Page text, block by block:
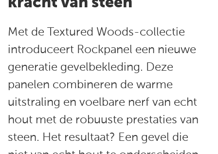
Met de Textured Woods-collectie
introduceert Rockpanel een nieuwe
generatie gevelbekleding. Deze
panelen combineren de warme
uitstraling en voelbare nerf van echt
hout met de robuuste prestaties van
steen. Het resultaat? Een gevel die